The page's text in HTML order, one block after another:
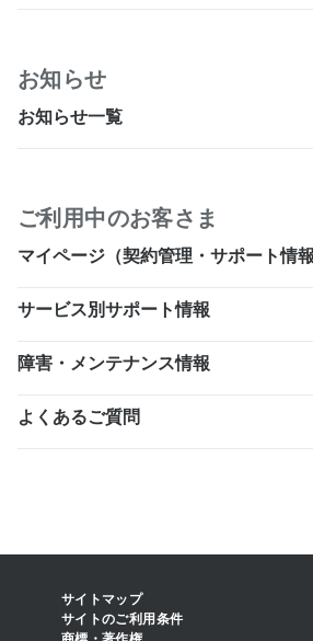
お知らせ
お知らせ一覧
ご利用中のお客さま
マイページ（契約管理・サポート情報
サービス別サポート情報
障害・メンテナンス情報
よくあるご質問
サイトマップ
サイトのご利用条件